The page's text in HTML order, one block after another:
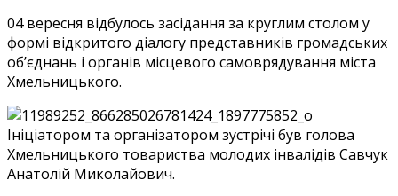
04 вересня відбулось засідання за круглим столом у
формі відкритого діалогу представників громадських
об’єднань і органів місцевого самоврядування міста
Хмельницького.
Ініціатором та організатором зустрічі був голова
Хмельницького товариства молодих інвалідів Савчук
Анатолій Миколайович.